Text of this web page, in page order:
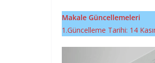
Makale Güncellemeleri
1.Güncelleme Tarihi: 14